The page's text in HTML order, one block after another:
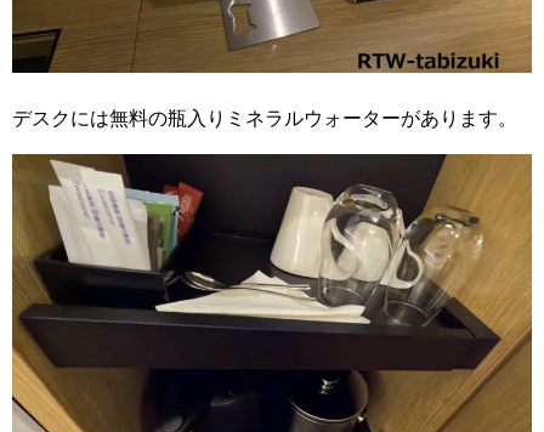
デスクには無料の瓶入りミネラルウォーターがあります。